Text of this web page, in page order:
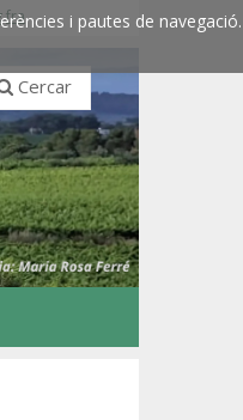
i pautes de navegació.
fra
Cercar